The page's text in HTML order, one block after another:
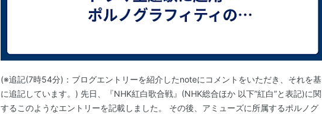
(※追記(7時54分)：ブログエントリーを紹介したnoteにコメントをいただき、それを基
に追記しています。) 先日、『NHK紅白歌合戦』(NHK総合ほか 以下”紅白”と表記)に関
するこのようなエントリーを記載しました。 その後、アミューズに所属するポルノグ